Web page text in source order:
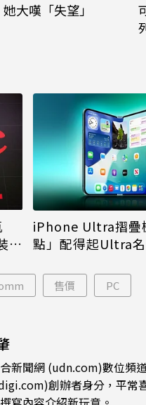
大嘆「失望」
晶
iPhone Ultra摺疊
點」配得起Ultra
售價 PC
新聞網 (udn.com)數位頻
創辦者身分，平常